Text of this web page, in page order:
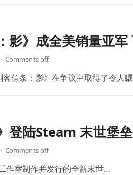
影》成全美销量亚
· Comments off
信条：影》在争议中取得了令人
登陆Steam 末世堡
· Comments off
作室制作并发行的全新末世…